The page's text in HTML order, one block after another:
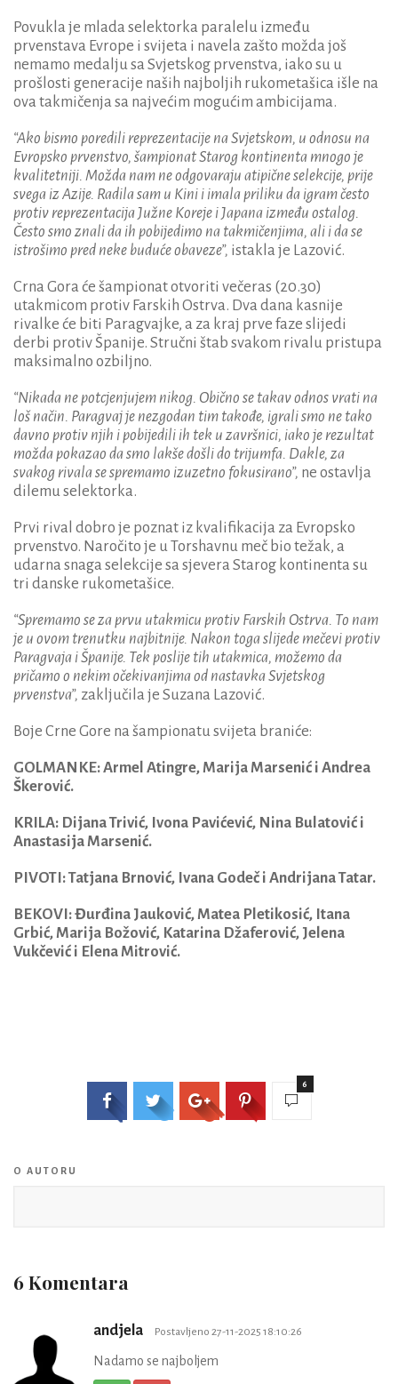
Povukla je mlada selektorka paralelu između
prvenstava Evrope i svijeta i navela zašto možda još
nemamo medalju sa Svjetskog prvenstva, iako su u
prošlosti generacije naših najboljih rukometašica išle na
ova takmičenja sa najvećim mogućim ambicijama.
“Ako bismo poredili reprezentacije na Svjetskom, u odnosu na
Evropsko prvenstvo, šampionat Starog kontinenta mnogo je
kvalitetniji. Možda nam ne odgovaraju atipične selekcije, prije
svega iz Azije. Radila sam u Kini i imala priliku da igram često
protiv reprezentacija Južne Koreje i Japana između ostalog.
Često smo znali da ih pobijedimo na takmičenjima, ali i da se
istrošimo pred neke buduće obaveze”, istakla je Lazović.
Crna Gora će šampionat otvoriti večeras (20.30)
utakmicom protiv Farskih Ostrva. Dva dana kasnije
rivalke će biti Paragvajke, a za kraj prve faze slijedi
derbi protiv Španije. Stručni štab svakom rivalu pristupa
maksimalno ozbiljno.
“Nikada ne potcjenjujem nikog. Obično se takav odnos vrati na
loš način. Paragvaj je nezgodan tim takođe, igrali smo ne tako
davno protiv njih i pobijedili ih tek u završnici, iako je rezultat
možda pokazao da smo lakše došli do trijumfa. Dakle, za
svakog rivala se spremamo izuzetno fokusirano”, ne ostavlja
dilemu selektorka.
Prvi rival dobro je poznat iz kvalifikacija za Evropsko
prvenstvo. Naročito je u Torshavnu meč bio težak, a
udarna snaga selekcije sa sjevera Starog kontinenta su
tri danske rukometašice.
“Spremamo se za prvu utakmicu protiv Farskih Ostrva. To nam
je u ovom trenutku najbitnije. Nakon toga slijede mečevi protiv
Paragvaja i Španije. Tek poslije tih utakmica, možemo da
pričamo o nekim očekivanjima od nastavka Svjetskog
prvenstva”, zaključila je Suzana Lazović.
Boje Crne Gore na šampionatu svijeta braniće:
GOLMANKE: Armel Atingre, Marija Marsenić i Andrea
Škerović.
KRILA: Dijana Trivić, Ivona Pavićević, Nina Bulatović i
Anastasija Marsenić.
PIVOTI: Tatjana Brnović, Ivana Godeč i Andrijana Tatar.
BEKOVI: Đurđina Jauković, Matea Pletikosić, Itana
Grbić, Marija Božović, Katarina Džaferović, Jelena
Vukčević i Elena Mitrović.
6
O AUTORU
6 Komentara
andjela Postavljeno 27-11-2025 18:10:26
Nadamo se najboljem